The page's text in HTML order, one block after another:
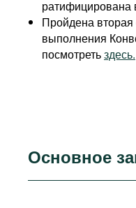
ратифицирована
Пройдена
выполнения
посмотретьздесь.
Основное